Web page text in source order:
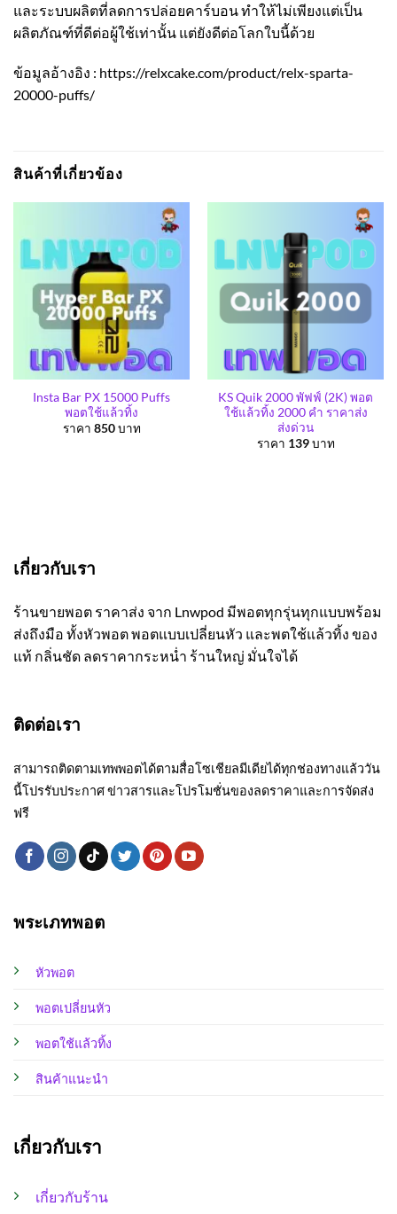
และระบบผลิตที่ลดการปล่อยคาร์บอน ทำให้ไม่เพียงแต่เป็น
ผลิตภัณฑ์ที่ดีต่อผู้ใช้เท่านั้น แต่ยังดีต่อโลกใบนี้ด้วย
ข้อมูลอ้างอิง : https://relxcake.com/product/relx-sparta-
20000-puffs/
สินค้าที่เกี่ยวข้อง
Insta Bar PX 15000 Puffs
พอตใช้แล้วทิ้ง
ราคา 850บาท
KS Quik 2000 พัฟฟ์ (2K) พอต
ใช้แล้วทิ้ง 2000 คำ ราคาส่ง
ส่งด่วน
ราคา 139บาท
เกี่ยวกับเรา
ร้านขายพอต ราคาส่ง จาก Lnwpod มีพอตทุกรุ่นทุกแบบพร้อม
ส่งถึงมือ ทั้งหัวพอต พอตแบบเปลี่ยนหัว และพตใช้แล้วทิ้ง ของ
แท้ กลิ่นชัด ลดราคากระหน่ำ ร้านใหญ่ มั่นใจได้
พระเภทพอต
หัวพอต
พอตเปลี่ยนหัว
พอตใช้แล้วทิ้ง
สินค้าแนะนำ
เกี่ยวกับเรา
เกี่ยวกับร้าน
ติดต่อเรา
สามารถติดตามเทพพอตได้ตามสื่อโซเชียลมีเดียได้ทุกช่องทางแล้ววัน
นี้โปรรับประกาศ ข่าวสารและโปรโมชั่นของลดราคาและการจัดส่ง
ฟรี